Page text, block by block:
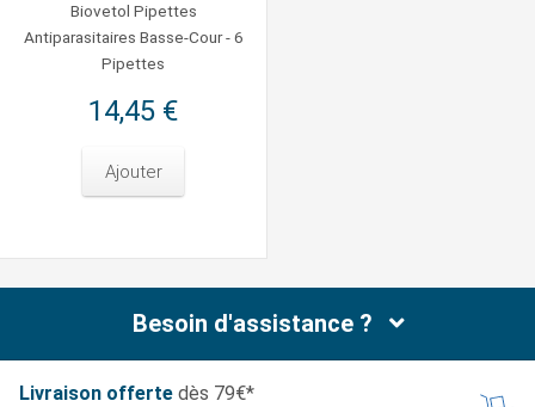
Biovetol Pipettes
Antiparasitaires Basse-Cour - 6
Pipettes
14,45 €
Ajouter
Besoin d'assistance ?
Livraison offerte dès 79€*